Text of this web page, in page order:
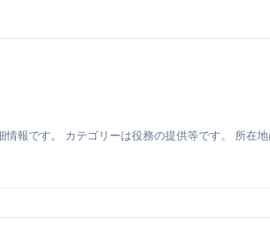
報です。 カテゴリーは役務の提供等です。 所在